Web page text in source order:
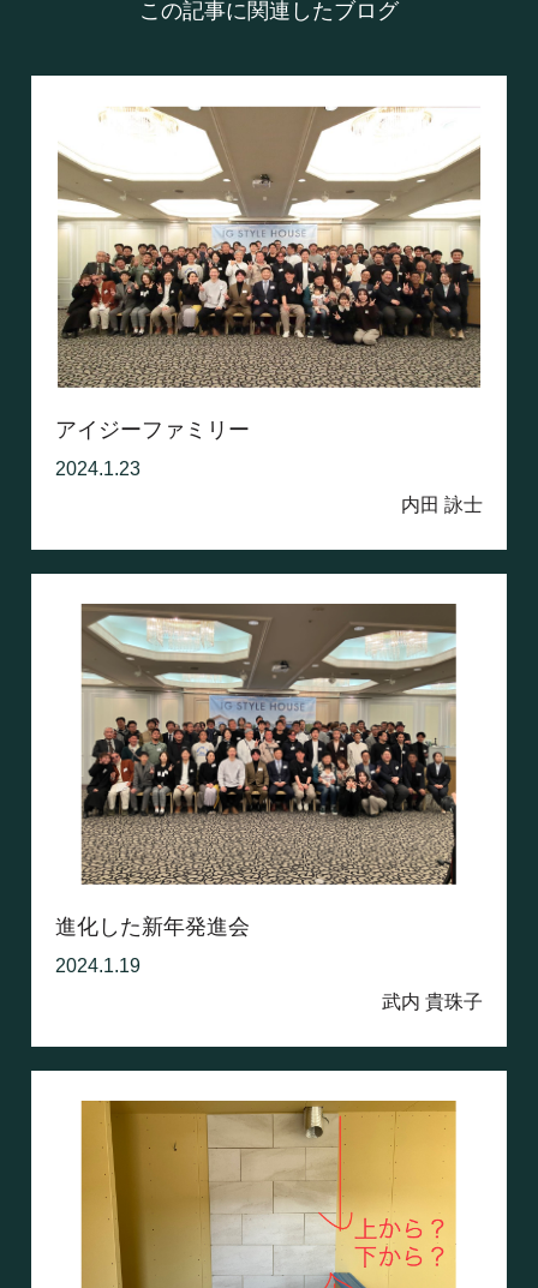
この記事に関連したブログ
アイジーファミリー
2024.1.23
内田 詠士
進化した新年発進会
2024.1.19
武内 貴珠子